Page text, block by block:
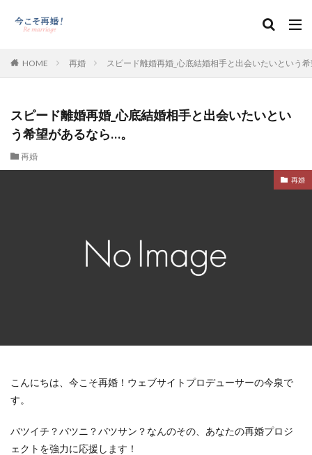
HOME 再婚 スピード離婚再婚_心底結婚相手と出会いたいという
スピード離婚再婚_心底結婚相手と出会いたいとい
う希望があるなら…。
再婚
再婚
こんにちは、今こそ再婚！ウェブサイトプロデューサーの今泉で
す。
バツイチ？バツニ？バツサン？なんのその、あなたの再婚プロジ
ェクトを強力に応援します！